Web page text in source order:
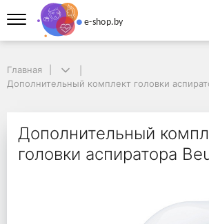
Дополнительный комплект головки
Главная
Дополнительный комплект головки
Дополнительный
головки аспиратора